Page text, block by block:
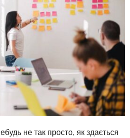
не так просто, як здається